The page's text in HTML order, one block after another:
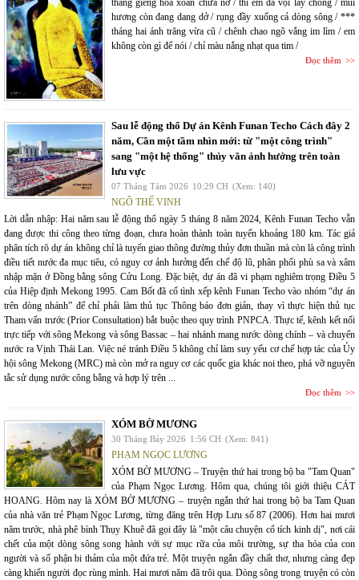
tháng giêng hoa xoan chưa nở / thì em đã vội lấy chồng / mùi
hương còn đang dang dở / rụng đầy xuống cả dòng sông / ***
tháng hai ánh trăng vừa cũ / chênh chao ngõ vắng im lìm / em
không còn gì để nói / chỉ màu nắng nhạt qua tim /
Đọc thêm
Sau lễ động thổ Dự án Kênh Funan Techo Cách đây 2
năm, Cần một tầm nhìn mới: từ "một công trình"
sang "một hệ thống" thủy văn ảnh hưởng trên toàn
lưu vực
07 Tháng Tám 2026 10:29 CH (Xem: 140)
NGÔ THẾ VINH
Lời dẫn nhập: Hai năm sau lễ động thổ ngày 5 tháng 8 năm 2024, Kênh Funan Techo vẫn
đang được thi công theo từng đoạn, chưa hoàn thành toàn tuyến khoảng 180 km. Tác giả
phân tích rõ dự án không chỉ là tuyến giao thông đường thủy đơn thuần mà còn là công trình
điều tiết nước đa mục tiêu, có nguy cơ ảnh hưởng đến chế độ lũ, phân phối phù sa và xâm
nhập mặn ở Đồng bằng sông Cửu Long. Đặc biệt, dự án đã vi phạm nghiêm trọng Điều 5
của Hiệp định Mekong 1995. Cam Bốt đã cố tình xếp kênh Funan Techo vào nhóm “dự án
trên dòng nhánh” để chỉ phải làm thủ tục Thông báo đơn giản, thay vì thực hiện thủ tục
Tham vấn trước (Prior Consultation) bắt buộc theo quy trình PNPCA. Thực tế, kênh kết nối
trực tiếp với sông Mekong và sông Bassac – hai nhánh mang nước dòng chính – và chuyển
nước ra Vịnh Thái Lan. Việc né tránh Điều 5 không chỉ làm suy yếu cơ chế hợp tác của Ủy
hội sông Mekong (MRC) mà còn mở ra nguy cơ các quốc gia khác noi theo, phá vỡ nguyên
tắc sử dụng nước công bằng và hợp lý trên ...
Đọc thêm
XÓM BỜ MƯƠNG
30 Tháng Bảy 2026 1:56 CH (Xem: 841)
PHẠM NGỌC LƯƠNG
XÓM BỜ MƯƠNG – Truyện thứ hai trong bộ ba "Tam Quan"
của Phạm Ngọc Lương. Hôm qua, chúng tôi giới thiệu CÁT
HOANG. Hôm nay là XÓM BỜ MƯƠNG – truyện ngắn thứ hai trong bộ ba Tam Quan
của nhà văn trẻ Phạm Ngọc Lương, từng đăng trên Hợp Lưu số 87 (2006). Hơn hai mươi
năm trước, nhà phê bình Thụy Khuê đã gọi đây là "một câu chuyện cổ tích kinh dị", nơi cái
chết của một dòng sông song hành với sự mục rữa của môi trường, sự tha hóa của con
người và số phận bi thảm của một đứa trẻ. Một truyện ngắn đầy chất thơ, nhưng càng đẹp
càng khiến người đọc rùng mình. Hai mươi năm đã trôi qua. Dòng sông trong truyện có còn